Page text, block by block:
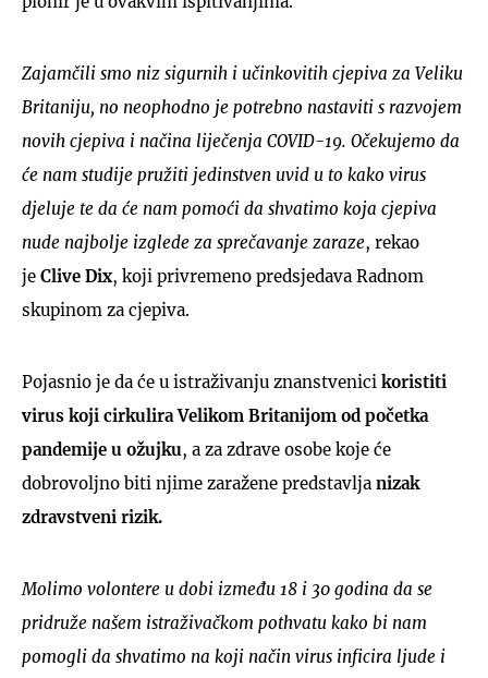
Zajamčili smo niz sigurnih i učinkovitih cjepiva za Veliku
Britaniju, no neophodno je potrebno nastaviti s razvojem
novih cjepiva i načina liječenja COVID-19. Očekujemo da
će nam studije pružiti jedinstven uvid u to kako virus
djeluje te da će nam pomoći da shvatimo koja cjepiva
nude najbolje izglede za sprečavanje zaraze, rekao
je Clive Dix, koji privremeno predsjedava Radnom
skupinom za cjepiva.
Pojasnio je da će u istraživanju znanstvenici koristiti
virus koji cirkulira Velikom Britanijom od početka
pandemije u ožujku, a za zdrave osobe koje će
dobrovoljno biti njime zaražene predstavlja nizak
zdravstveni rizik.
Molimo volontere u dobi između 18 i 30 godina da se
pridruže našem istraživačkom pothvatu kako bi nam
pomogli da shvatimo na koji način virus inficira ljude i